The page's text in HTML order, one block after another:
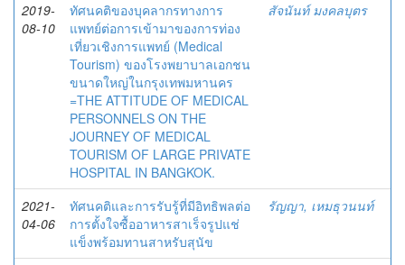
2019-
08-10
ทัศนคติของบุคลากรทางการ
แพทย์ต่อการเข้ามาของการท่อง
เที่ยวเชิงการแพทย์ (Medical
Tourism) ของโรงพยาบาลเอกชน
ขนาดใหญ่ในกรุงเทพมหานคร
=THE ATTITUDE OF MEDICAL
PERSONNELS ON THE
JOURNEY OF MEDICAL
TOURISM OF LARGE PRIVATE
HOSPITAL IN BANGKOK.
สัจนันท์ มงคลบุตร
2021-
04-06
ทัศนคติและการรับรู้ที่มีอิทธิพลต่อ
การตั้งใจซื้ออาหารสาเร็จรูปแช่
แข็งพร้อมทานสาหรับสุนัข
รัญญา, เหมธุวนนท์